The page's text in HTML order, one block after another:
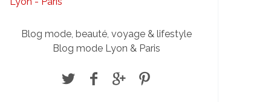
Blog mode, beauté, voyage & lifestyle
Blog mode Lyon & Paris